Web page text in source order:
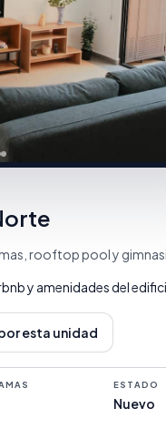
rooftop pool y
y amenidades del
esta unidad
ESTADO
Nuevo